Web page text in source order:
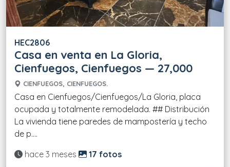
HEC2806
Casa en venta en La Gloria,
Cienfuegos, Cienfuegos — 27,000
CIENFUEGOS, CIENFUEGOS.
Casa en Cienfuegos/Cienfuegos/La Gloria, placa
ocupada y totalmente remodelada. ## Distribución
La vivienda tiene paredes de mampostería y techo
de p....
Actualizado:
hace 3 meses 17 fotos